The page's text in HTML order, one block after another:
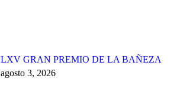
LXV GRAN PREMIO DE LA BAÑEZA
agosto 3, 2026